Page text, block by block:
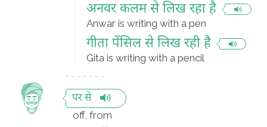
अनवर कलम से लिख रहा है
Anwar is writing with a pen
गीता पेंसिल से लिख रही है
Gita is writing with a pencil
पर से
off, from